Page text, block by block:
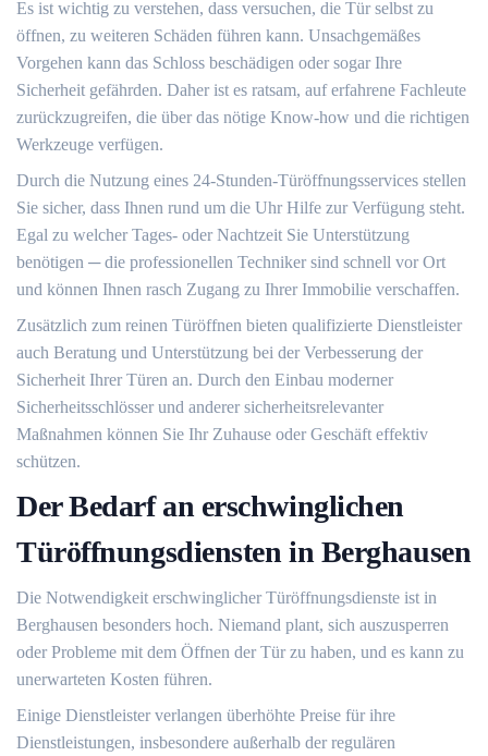
Es ist wichtig zu verstehen, dass versuchen, die Tür selbst zu
öffnen, zu weiteren Schäden führen kann. Unsachgemäßes
Vorgehen kann das Schloss beschädigen oder sogar Ihre
Sicherheit gefährden.​ Daher ist es ratsam, auf erfahrene Fachleute
zurückzugreifen, die über das nötige Know-how und die richtigen
Werkzeuge verfügen.​
Durch die Nutzung eines 24-Stunden-Türöffnungsservices stellen
Sie sicher, dass Ihnen rund um die Uhr Hilfe zur Verfügung steht.
Egal zu welcher Tages- oder Nachtzeit Sie Unterstützung
benötigen ─ die professionellen Techniker sind schnell vor Ort
und können Ihnen rasch Zugang zu Ihrer Immobilie verschaffen.​
Zusätzlich zum reinen Türöffnen bieten qualifizierte Dienstleister
auch Beratung und Unterstützung bei der Verbesserung der
Sicherheit Ihrer Türen an. Durch den Einbau moderner
Sicherheitsschlösser und anderer sicherheitsrelevanter
Maßnahmen können Sie Ihr Zuhause oder Geschäft effektiv
schützen.
Der Bedarf an erschwinglichen
Türöffnungsdiensten in Berghausen
Die Notwendigkeit erschwinglicher Türöffnungsdienste ist in
Berghausen besonders hoch.​ Niemand plant, sich auszusperren
oder Probleme mit dem Öffnen der Tür zu haben, und es kann zu
unerwarteten Kosten führen.
Einige Dienstleister verlangen überhöhte Preise für ihre
Dienstleistungen, insbesondere außerhalb der regulären